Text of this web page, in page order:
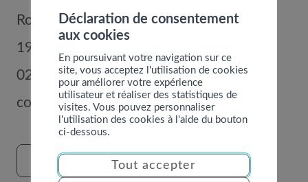
Route de Nendaz 352
1996
027 289 56 00
commune@nendaz.org
FORMULAIRE DE CONTACT
Déclaration de consentement
aux cookies
En poursuivant votre navigation sur ce
site, vous acceptez l'utilisation de cookies
pour améliorer votre expérience
utilisateur et réaliser des statistiques de
visites. Vous pouvez personnaliser
l'utilisation des cookies à l'aide du bouton
ci-dessous.
Tout accepter